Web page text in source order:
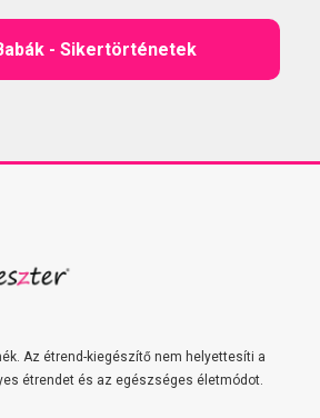
- Sikertörténetek
Az étrend-kiegészítő nem helyettesíti a
étrendet és az egészséges életmódot.